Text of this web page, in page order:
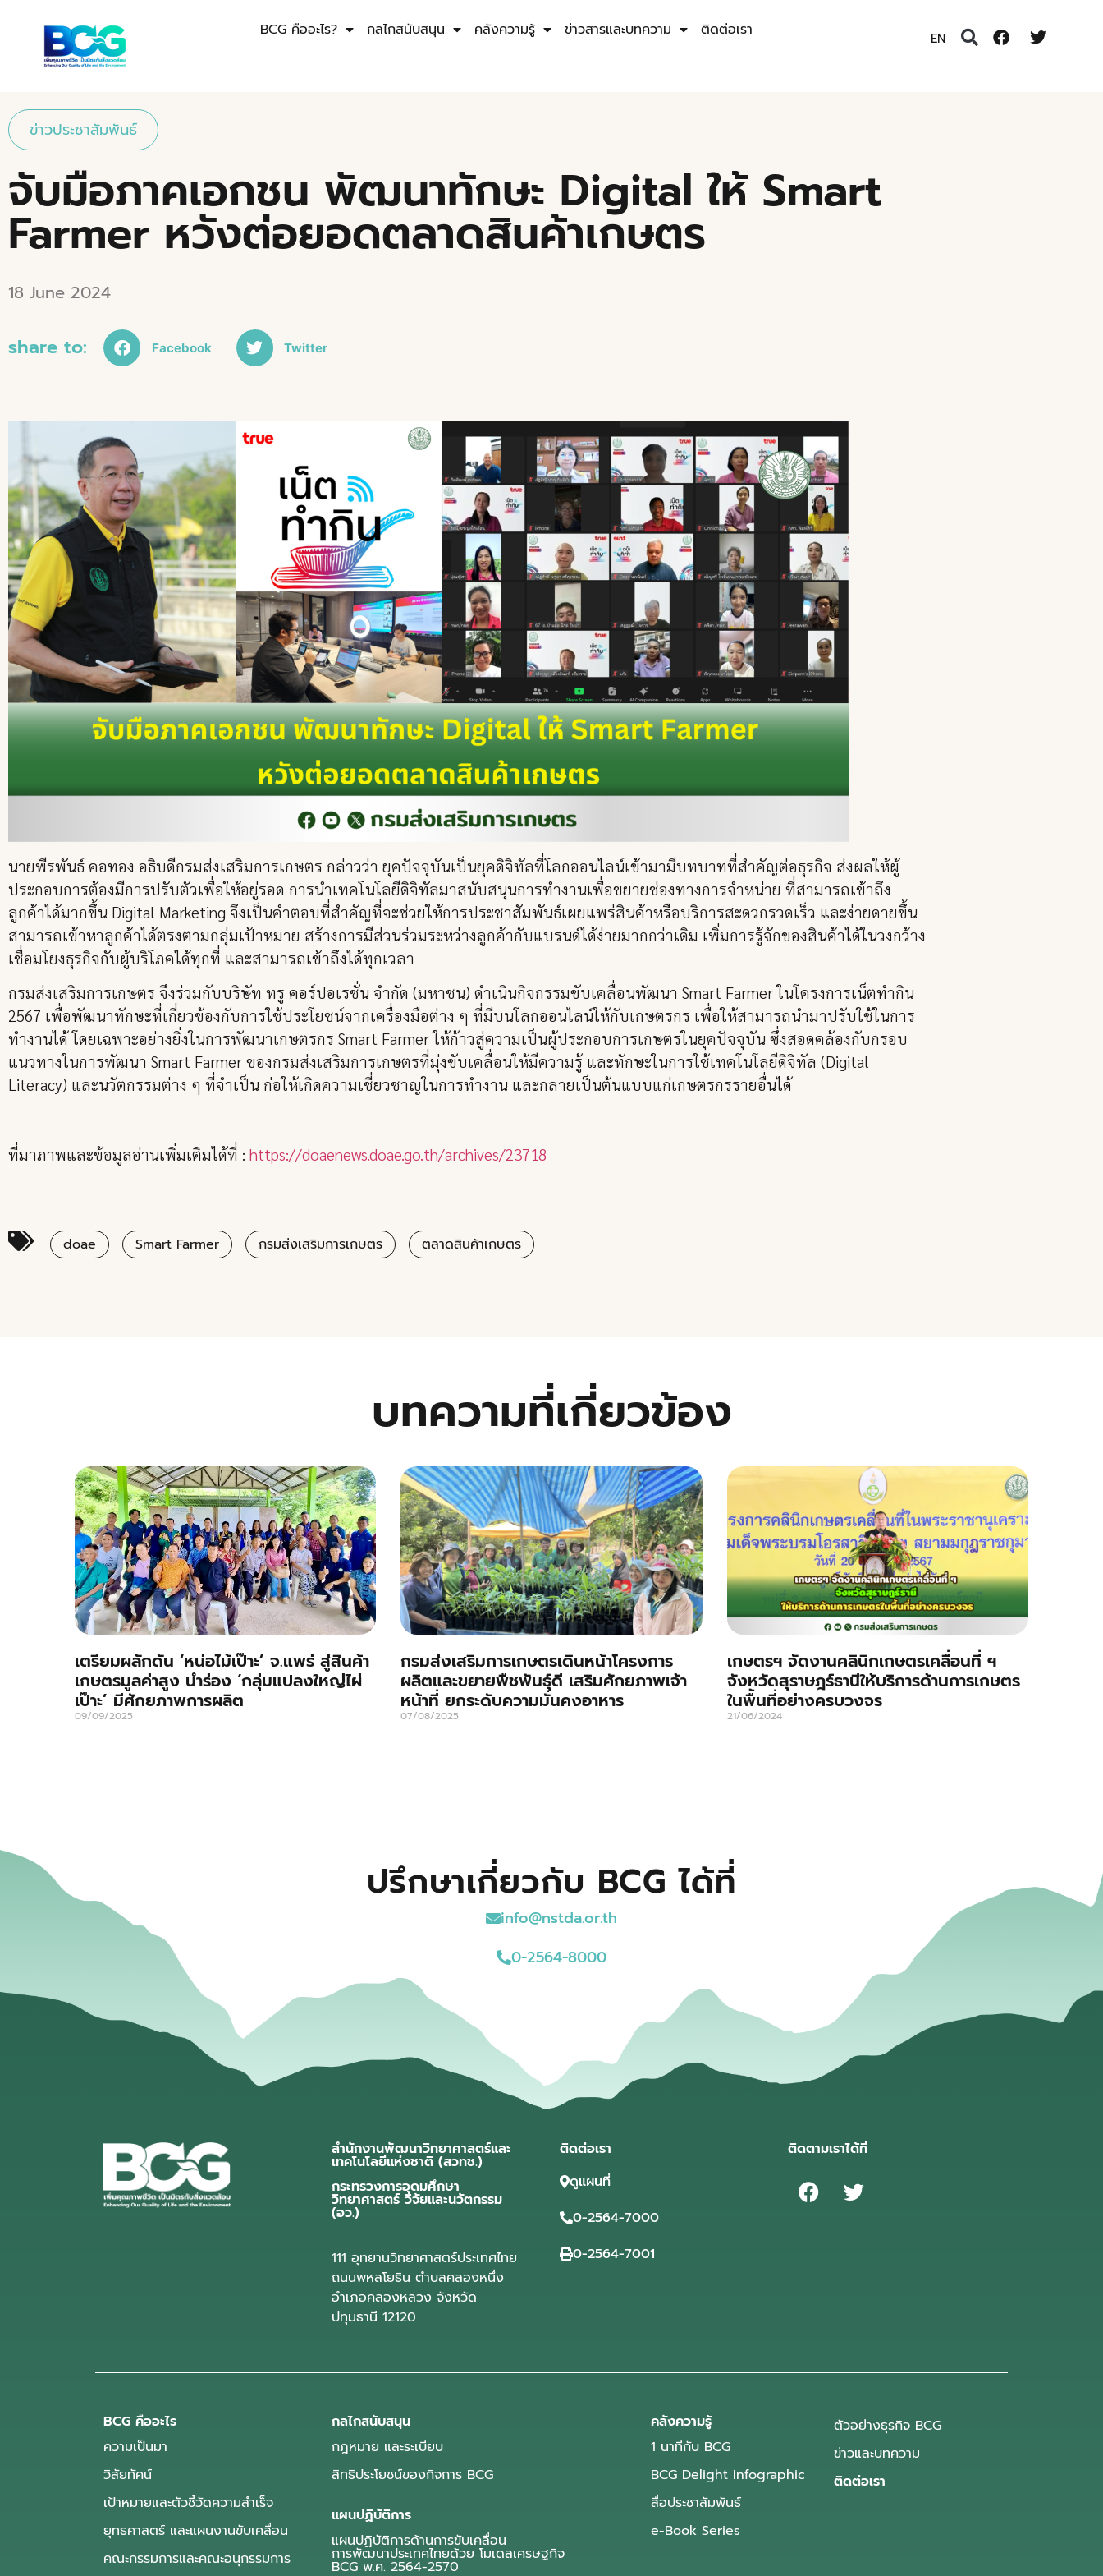
BCG คืออะไร? กลไกสนับสนุน คลังความรู้ ข่าวสารและบทความ ติดต่อเรา EN
ข่าวประชาสัมพันธ์
จับมือภาคเอกชน พัฒนาทักษะ Digital ให้ Smart
Farmer หวังต่อยอดตลาดสินค้าเกษตร
18 June 2024
share to: Facebook Twitter
นายพีรพันธ์ คอทอง อธิบดีกรมส่งเสริมการเกษตร กล่าวว่า ยุคปัจจุบันเป็นยุคดิจิทัลที่โลกออนไลน์เข้ามามีบทบาทที่สำคัญต่อธุรกิจ ส่งผลให้ผู้
ประกอบการต้องมีการปรับตัวเพื่อให้อยู่รอด การนำเทคโนโลยีดิจิทัลมาสนับสนุนการทำงานเพื่อขยายช่องทางการจำหน่าย ที่สามารถเข้าถึง
ลูกค้าได้มากขึ้น Digital Marketing จึงเป็นคำตอบที่สำคัญที่จะช่วยให้การประชาสัมพันธ์เผยแพร่สินค้าหรือบริการสะดวกรวดเร็ว และง่ายดายขึ้น
สามารถเข้าหาลูกค้าได้ตรงตามกลุ่มเป้าหมาย สร้างการมีส่วนร่วมระหว่างลูกค้ากับแบรนด์ได้ง่ายมากกว่าเดิม เพิ่มการรู้จักของสินค้าได้ในวงกว้าง
เชื่อมโยงธุรกิจกับผู้บริโภคได้ทุกที่ และสามารถเข้าถึงได้ทุกเวลา
กรมส่งเสริมการเกษตร จึงร่วมกับบริษัท ทรู คอร์ปอเรชั่น จำกัด (มหาชน) ดำเนินกิจกรรมขับเคลื่อนพัฒนา Smart Farmer ในโครงการเน็ตทำกิน
2567 เพื่อพัฒนาทักษะที่เกี่ยวข้องกับการใช้ประโยชน์จากเครื่องมือต่าง ๆ ที่มีบนโลกออนไลน์ให้กับเกษตรกร เพื่อให้สามารถนำมาปรับใช้ในการ
ทำงานได้ โดยเฉพาะอย่างยิ่งในการพัฒนาเกษตรกร Smart Farmer ให้ก้าวสู่ความเป็นผู้ประกอบการเกษตรในยุคปัจจุบัน ซึ่งสอดคล้องกับกรอบ
แนวทางในการพัฒนา Smart Farmer ของกรมส่งเสริมการเกษตรที่มุ่งขับเคลื่อนให้มีความรู้ และทักษะในการใช้เทคโนโลยีดิจิทัล (Digital
Literacy) และนวัตกรรมต่าง ๆ ที่จำเป็น ก่อให้เกิดความเชี่ยวชาญในการทำงาน และกลายเป็นต้นแบบแก่เกษตรกรรายอื่นได้
ที่มาภาพและข้อมูลอ่านเพิ่มเติมได้ที่ : https://doaenews.doae.go.th/archives/23718
doae Smart Farmer กรมส่งเสริมการเกษตร ตลาดสินค้าเกษตร
บทความที่เกี่ยวข้อง
เตรียมผลักดัน ‘หน่อไม้เป๊าะ’ จ.แพร่ สู่สินค้า
เกษตรมูลค่าสูง นำร่อง ‘กลุ่มแปลงใหญ่ไผ่
เป๊าะ’ มีศักยภาพการผลิต
09/09/2025
กรมส่งเสริมการเกษตรเดินหน้าโครงการ
ผลิตและขยายพืชพันธุ์ดี เสริมศักยภาพเจ้า
หน้าที่ ยกระดับความมั่นคงอาหาร
07/08/2025
เกษตรฯ จัดงานคลินิกเกษตรเคลื่อนที่ ฯ
จังหวัดสุราษฎร์ธานีให้บริการด้านการเกษตร
ในพื้นที่อย่างครบวงจร
21/06/2024
ปรึกษาเกี่ยวกับ BCG ได้ที่
info@nstda.or.th
0-2564-8000
สำนักงานพัฒนาวิทยาศาสตร์และ
เทคโนโลยีแห่งชาติ (สวทช.)
กระทรวงการอุดมศึกษา
วิทยาศาสตร์ วิจัยและนวัตกรรม
(อว.)
111 อุทยานวิทยาศาสตร์ประเทศไทย
ถนนพหลโยธิน ตำบลคลองหนึ่ง
อำเภอคลองหลวง จังหวัด
ปทุมธานี 12120
ติดต่อเรา
ดูแผนที่
0-2564-7000
0-2564-7001
ติดตามเราได้ที่
BCG คืออะไร
ความเป็นมา
วิสัยทัศน์
เป้าหมายและตัวชี้วัดความสำเร็จ
ยุทธศาสตร์ และแผนงานขับเคลื่อน
คณะกรรมการและคณะอนุกรรมการ
กลไกสนับสนุน
กฎหมาย และระเบียบ
สิทธิประโยชน์ของกิจการ BCG
แผนปฏิบัติการ
แผนปฏิบัติการด้านการขับเคลื่อน
การพัฒนาประเทศไทยด้วย โมเดลเศรษฐกิจ
BCG พ.ศ. 2564-2570
คลังความรู้
1 นาทีกับ BCG
BCG Delight Infographic
สื่อประชาสัมพันธ์
e-Book Series
ตัวอย่างธุรกิจ BCG
ข่าวและบทความ
ติดต่อเรา